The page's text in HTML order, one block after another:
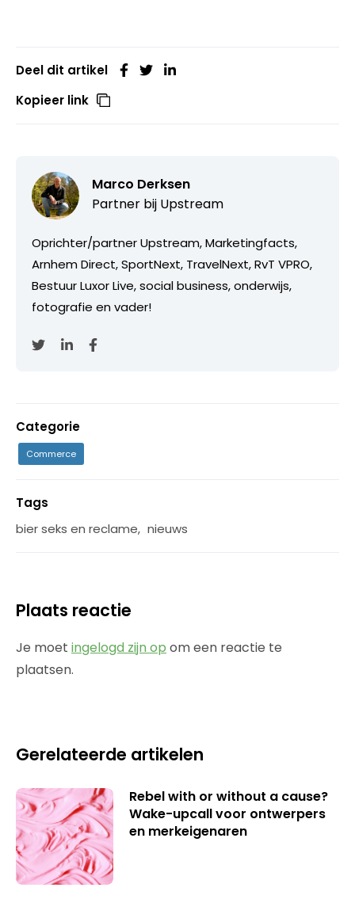
Deel dit artikel
Kopieer link
Marco Derksen
Partner bij Upstream
Oprichter/partner Upstream, Marketingfacts,
Arnhem Direct, SportNext, TravelNext, RvT VPRO,
Bestuur Luxor Live, social business, onderwijs,
fotografie en vader!
Categorie
Commerce
Tags
bier seks en reclame, nieuws
Plaats reactie
Je moet ingelogd zijn op om een reactie te
plaatsen.
Gerelateerde artikelen
Rebel with or without a cause?
Wake-upcall voor ontwerpers
en merkeigenaren